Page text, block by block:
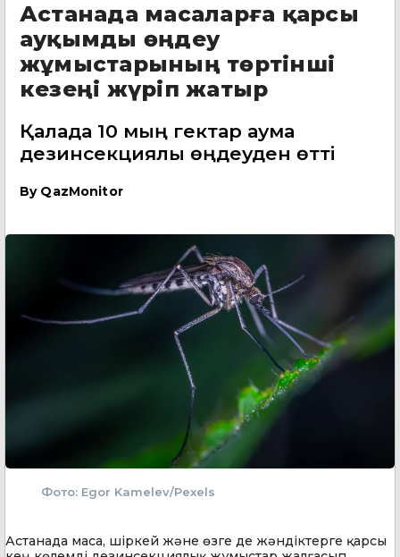
Астанада масаларға қарсы
ауқымды өңдеу
жұмыстарының төртінші
кезеңі жүріп жатыр
Қалада 10 мың гектар аумақ
дезинсекциялық өңдеуден өтті
By QazMonitor
Фото: Egor Kamelev/Pexels
Астанада маса, шіркей және өзге де жәндіктерге қарсы